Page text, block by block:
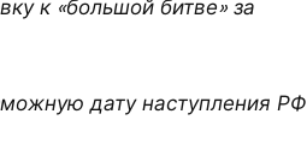
к «большой битве» за
дату наступления РФ